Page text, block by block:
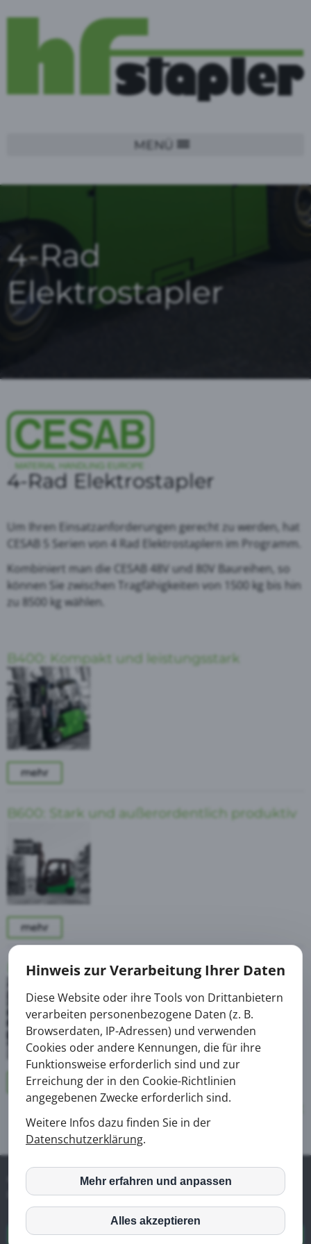
MENÜ
4-Rad
Elektrostapler
4-Rad Elektrostapler
Um Ihren Einsatzanforderungen gerecht zu werden, hat
CESAB 5 Serien von 4 Rad Elektrostaplern im Programm.
Kombiniert man die CESAB 48V und 80V Baureihen, so
können Sie zwischen Tragfähigkeiten von 1500 kg bis hin
zu 8500 kg wählen.
B400: Kompakt und leistungsstark
mehr
B600: Stark und außerordentlich produktiv
mehr
B800: Kraft und Qualität
mehr
© 2026 Henzler Fördertechnik GmbH |Home
Impressum|Datenschutz
Datenschutzeinstellungen anpassen
Hinweis zur Verarbeitung Ihrer Daten
Diese Website oder ihre Tools von Drittanbietern
verarbeiten personenbezogene Daten (z. B.
Browserdaten, IP-Adressen) und verwenden
Cookies oder andere Kennungen, die für ihre
Funktionsweise erforderlich sind und zur
Erreichung der in den Cookie-Richtlinien
angegebenen Zwecke erforderlich sind.
Weitere Infos dazu finden Sie in der
Datenschutzerklärung.
inCMS
Youtube
Mehr erfahren und anpassen
Alles akzeptieren